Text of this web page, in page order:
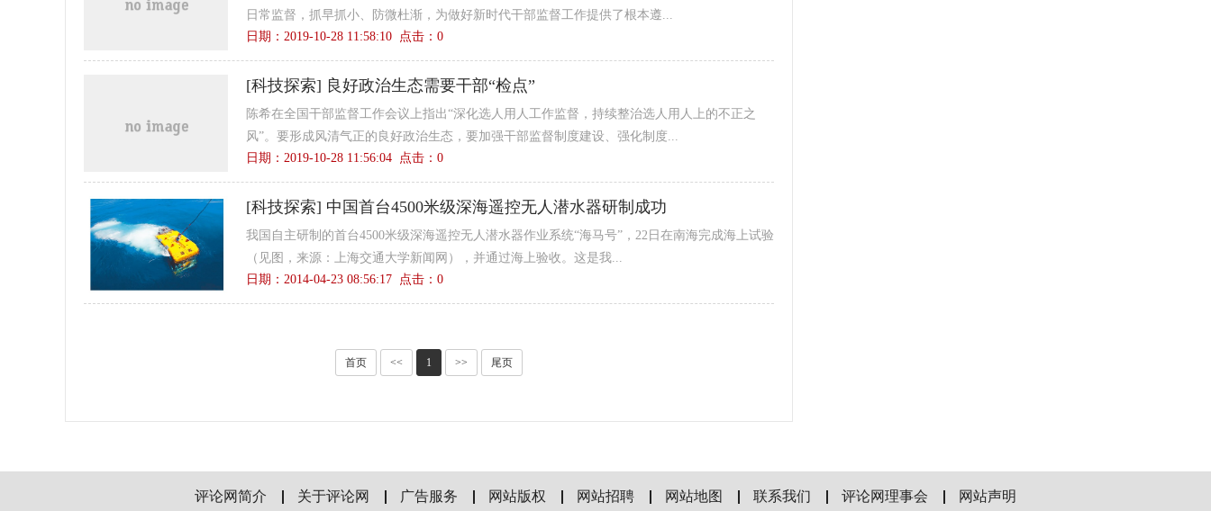
日常监督，抓早抓小、防微杜渐，为做好新时代干部监督工作提供了根本遵...
日期：2019-10-28 11:58:10 点击： 0
[科技探索] 良好政治生态需要干部“检点”
陈希在全国干部监督工作会议上指出“深化选人用人工作监督，持续整治选人用人上的不正之
风”。要形成风清气正的良好政治生态，要加强干部监督制度建设、强化制度...
日期：2019-10-28 11:56:04 点击： 0
[科技探索] 中国首台4500米级深海遥控无人潜水器研制成功
我国自主研制的首台4500米级深海遥控无人潜水器作业系统“海马号”，22日在南海完成海上试验
（见图，来源：上海交通大学新闻网），并通过海上验收。这是我...
日期：2014-04-23 08:56:17 点击： 0
首页 << 1 >> 尾页
评论网简介 关于评论网 广告服务 网站版权 网站招聘 网站地图 联系我们 评论网理事会 网站声明